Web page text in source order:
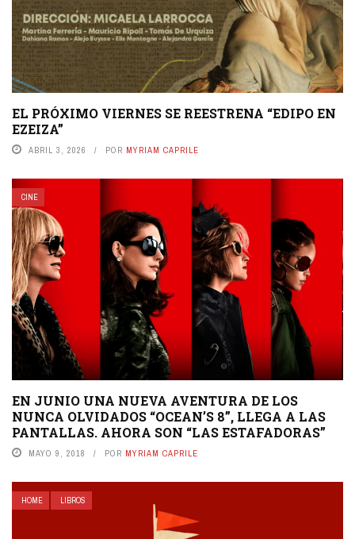
EL PRÓXIMO VIERNES SE REESTRENA “EDIPO EN
EZEIZA”
ABRIL 3, 2026 POR MYRIAM CAPRILE
CINE
EN JUNIO UNA NUEVA AVENTURA DE LOS
NUNCA OLVIDADOS “OCEAN’S 8”, LLEGA A LAS
PANTALLAS. AHORA SON “LAS ESTAFADORAS”
MAYO 9, 2018 POR MYRIAM CAPRILE
HOME LIBROS